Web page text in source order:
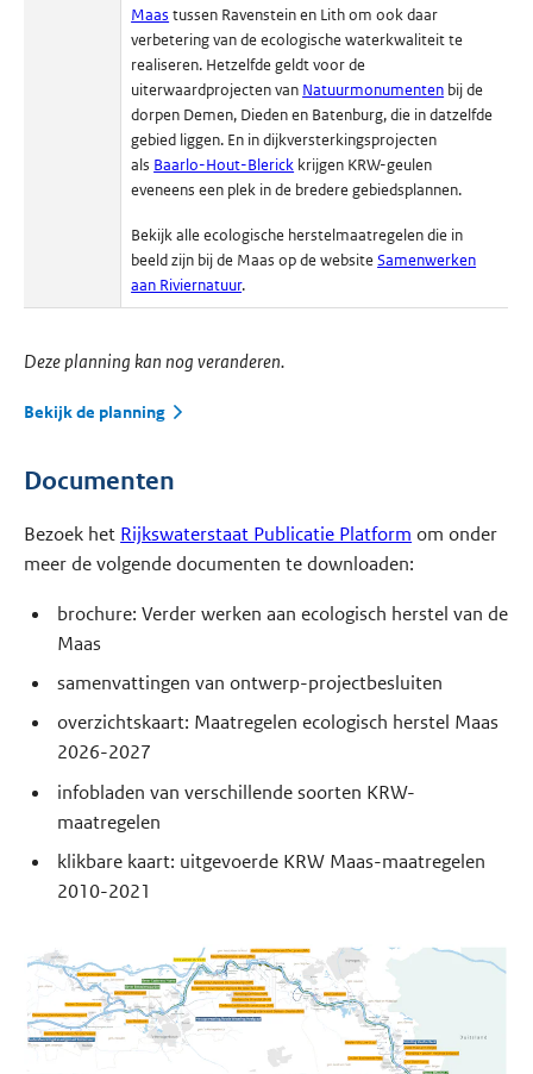
Maas tussen Ravenstein en Lith om ook daar
verbetering van de ecologische waterkwaliteit te
realiseren. Hetzelfde geldt voor de
uiterwaardprojecten van Natuurmonumenten bij de
dorpen Demen, Dieden en Batenburg, die in datzelfde
gebied liggen. En in dijkversterkingsprojecten
als Baarlo-Hout-Blerick krijgen KRW-geulen
eveneens een plek in de bredere gebiedsplannen.
Bekijk alle ecologische herstelmaatregelen die in
beeld zijn bij de Maas op de websiteSamenwerken
aan Riviernatuur.
Deze planning kan nog veranderen.
Bekijk de planning
Documenten
Bezoek het Rijkswaterstaat Publicatie Platform om onder
meer de volgende documenten te downloaden:
brochure: Verder werken aan ecologisch herstel van de
Maas
samenvattingen van ontwerp-projectbesluiten
overzichtskaart: Maatregelen ecologisch herstel Maas
2026-2027
infobladen van verschillende soorten KRW-
maatregelen
klikbare kaart: uitgevoerde KRW Maas-maatregelen
2010-2021